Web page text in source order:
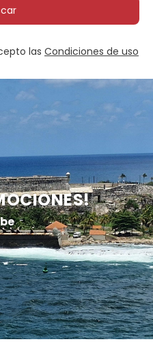
las Condiciones de uso